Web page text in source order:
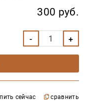
300 руб.
сейчас сравнить